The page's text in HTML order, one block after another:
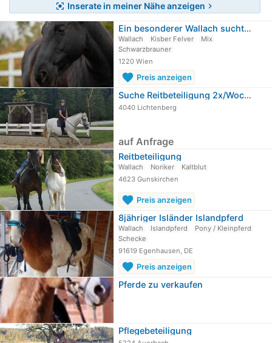
center_focus_strong Inserate in meiner Nähe anzeigen chevron_right
Ein besonderer Wallach sucht seinen…
Wallach Kisber Felver
Mix
Schwarzbrauner
1220 Wien
favorite Preis anzeigen
Suche Reitbeteiligung 2x/Woche Raum Linz
4040 Lichtenberg
auf Anfrage
Reitbeteiligung
Wallach Noriker
Kaltblut
4623 Gunskirchen
favorite Preis anzeigen
8jähriger Isländer Islandpferd
Wallach Islandpferd
Pony / Kleinpferd
Schecke
91619 Egenhausen, DE
favorite Preis anzeigen
Pferde zu verkaufen
Pflegebeteiligung